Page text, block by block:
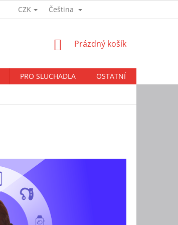
CZK Čeština
NÁKUPNÍ
Prázdný košík
PRO SLUCHADLA OSTATNÍ